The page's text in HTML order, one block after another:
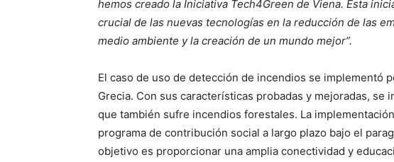
hemos creado la Iniciativa Tech4Green de Viena. Esta
crucial de las nuevas tecnologías en la reducción de las
medio ambiente y la creación de un mundo mejor”.
El caso de uso de detección de incendios se implementó
Grecia. Con sus características probadas y mejoradas, se
que también sufre incendios forestales. La
programa de contribución social a largo plazo bajo el
objetivo es proporcionar una amplia conectividad y